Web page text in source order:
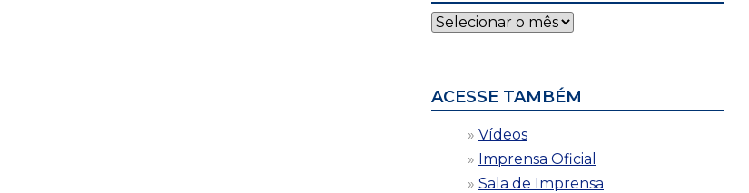
Notícias
por
ACESSE TAMBÉM
Vídeos
Imprensa Oficial
Sala de Imprensa